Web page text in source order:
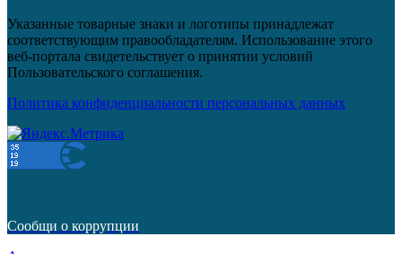
Указанные товарные знаки и логотипы принадлежат
соответствующим правообладателям. Использование этого
веб-портала свидетельствует о принятии условий
Пользовательского соглашения.
Политика конфиденциальности персональных данных
Сообщи о коррупции